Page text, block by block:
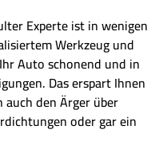
Experte ist in wenigen
Werkzeug und
Auto schonend und in
Das erspart Ihnen
den Ärger über
oder gar ein